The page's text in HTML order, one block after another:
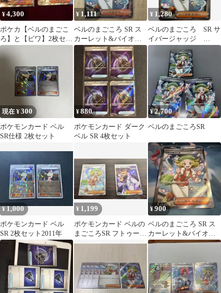
¥4,300
ポケカ【ベルのまごこ
ろ】と【ビワ】2枚セッ
ト！
¥ 1,111
ベルのまごころ SR ス
カーレット&バイオレ
ット 拡張パック サイバ
ージャッジ…
¥ 1,280
ベルのまごころ SR サ
イバージャッジ
SV5M 092/071
現在 ¥300
ポケモンカード ベル
SR仕様 2枚セット
¥880
ポケモンカード ダーク
ベル SR 4枚セット
¥2,700
ベルのまごころSR
¥1,000
ポケモンカード ベル
SR 2枚セット2011年
¥ 1,199
ポケモンカード ベルの
まごころSR フトゥー博
士のシナリオSR
¥900
ベルのまごころ SR ス
カーレット&バイオレ
ット 拡張パック サイバ